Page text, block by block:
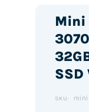
Mini
SSD
SKU: